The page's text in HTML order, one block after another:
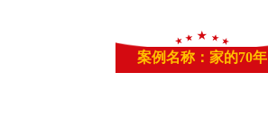
案例名称：家的70年